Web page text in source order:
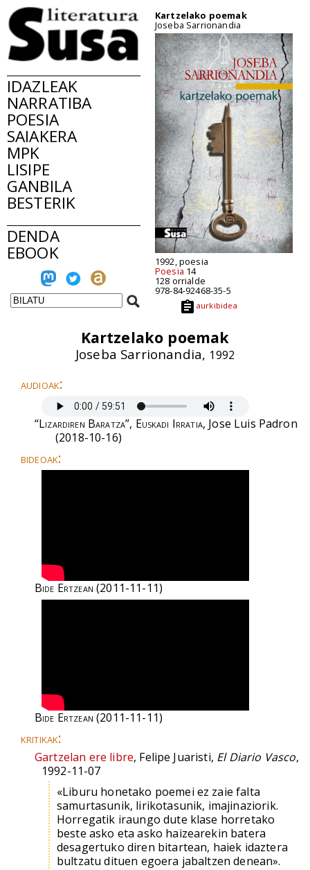
IDAZLEAK
NARRATIBA
POESIA
SAIAKERA
MPK
LISIPE
GANBILA
BESTERIK
DENDA
EBOOK
Kartzelako poemak
Joseba Sarrionandia
1992, poesia
Poesia 14
128 orrialde
978-84-92468-35-5
aurkibidea
Kartzelako poemak
Joseba Sarrionandia, 1992
audioak:
“Lizardiren Baratza”, Euskadi Irratia, Jose Luis Padron
(2018-10-16)
bideoak:
Bide Ertzean (2011-11-11)
Bide Ertzean (2011-11-11)
kritikak:
Gartzelan ere libre, Felipe Juaristi, El Diario Vasco,
1992-11-07
«Liburu honetako poemei ez zaie falta
samurtasunik, lirikotasunik, imajinaziorik.
Horregatik iraungo dute klase horretako
beste asko eta asko haizearekin batera
desagertuko diren bitartean, haiek idaztera
bultzatu dituen egoera jabaltzen denean».